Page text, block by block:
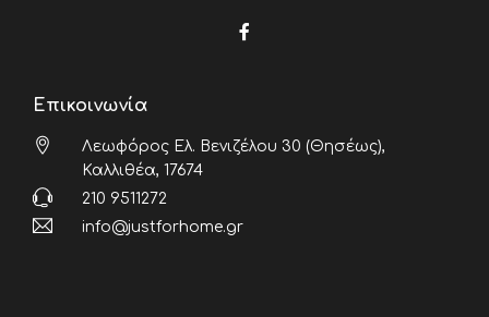
Επικοινωνία
Λεωφόρος Ελ. Βενιζέλου 30 (Θησέως),
Καλλιθέα, 17674
210 9511272
info@justforhome.gr